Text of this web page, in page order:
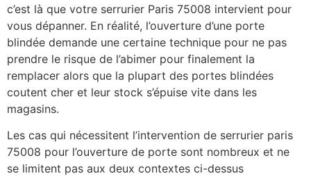
c’est là que votre serrurier Paris 75008 intervient pour
vous dépanner. En réalité, l’ouverture d’une porte
blindée demande une certaine technique pour ne pas
prendre le risque de l’abimer pour finalement la
remplacer alors que la plupart des portes blindées
coutent cher et leur stock s’épuise vite dans les
magasins.
Les cas qui nécessitent l’intervention de serrurier paris
75008 pour l’ouverture de porte sont nombreux et ne
se limitent pas aux deux contextes ci-dessus